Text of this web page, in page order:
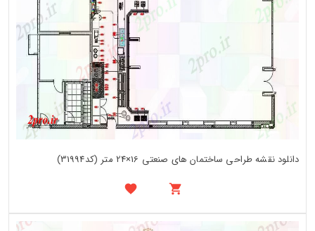
دانلود نقشه طراحی ساختمان های صنعتی 16×24 متر (کد31994)